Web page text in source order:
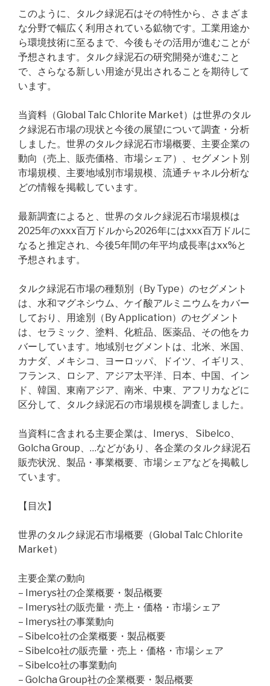
このように、タルク緑泥石はその特性から、さまざま
な分野で幅広く利用されている鉱物です。工業用途か
ら環境技術に至るまで、今後もその活用が進むことが
予想されます。タルク緑泥石の研究開発が進むこと
で、さらなる新しい用途が見出されることを期待して
います。
当資料（Global Talc Chlorite Market）は世界のタル
ク緑泥石市場の現状と今後の展望について調査・分析
しました。世界のタルク緑泥石市場概要、主要企業の
動向（売上、販売価格、市場シェア）、セグメント別
市場規模、主要地域別市場規模、流通チャネル分析な
どの情報を掲載しています。
最新調査によると、世界のタルク緑泥石市場規模は
2025年のxxx百万ドルから2026年にはxxx百万ドルに
なると推定され、今後5年間の年平均成長率はxx%と
予想されます。
タルク緑泥石市場の種類別（By Type）のセグメント
は、水和マグネシウム、ケイ酸アルミニウムをカバー
しており、用途別（By Application）のセグメント
は、セラミック、塗料、化粧品、医薬品、その他をカ
バーしています。地域別セグメントは、北米、米国、
カナダ、メキシコ、ヨーロッパ、ドイツ、イギリス、
フランス、ロシア、アジア太平洋、日本、中国、イン
ド、韓国、東南アジア、南米、中東、アフリカなどに
区分して、タルク緑泥石の市場規模を調査しました。
当資料に含まれる主要企業は、Imerys、 Sibelco、
Golcha Group、…などがあり、各企業のタルク緑泥石
販売状況、製品・事業概要、市場シェアなどを掲載し
ています。
【目次】
世界のタルク緑泥石市場概要（Global Talc Chlorite
Market）
主要企業の動向
– Imerys社の企業概要・製品概要
– Imerys社の販売量・売上・価格・市場シェア
– Imerys社の事業動向
– Sibelco社の企業概要・製品概要
– Sibelco社の販売量・売上・価格・市場シェア
– Sibelco社の事業動向
– Golcha Group社の企業概要・製品概要